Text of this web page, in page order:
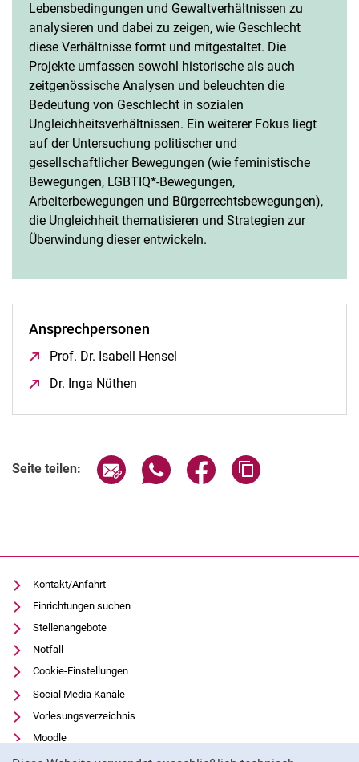
Lebensbedingungen und Gewaltverhältnissen zu
analysieren und dabei zu zeigen, wie Geschlecht
diese Verhältnisse formt und mitgestaltet. Die
Projekte umfassen sowohl historische als auch
zeitgenössische Analysen und beleuchten die
Bedeutung von Geschlecht in sozialen
Ungleichheitsverhältnissen. Ein weiterer Fokus liegt
auf der Untersuchung politischer und
gesellschaftlicher Bewegungen (wie feministische
Bewegungen, LGBTIQ*-Bewegungen,
Arbeiterbewegungen und Bürgerrechtsbewegungen),
die Ungleichheit thematisieren und Strategien zur
Überwindung dieser entwickeln.
Ansprechpersonen
Prof. Dr. Isabell Hensel
Dr. Inga Nüthen
Seite teilen: Seite über E-Mail teilen
Seite über WhatsApp teilen
Seite über Facebook
Kontakt/Anfahrt
Einrichtungen suchen
Stellenangebote
Notfall
Cookie-Einstellungen
Social Media Kanäle
Vorlesungsverzeichnis
Moodle
Panopto